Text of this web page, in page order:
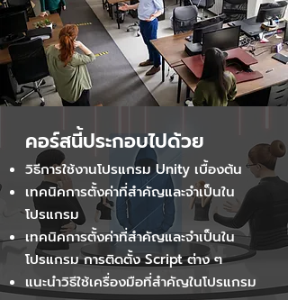
คอร์สนี้ประกอบไปด้วย
วิธีการใช้งานโปรแกรม Unity เบื้องต้น
เทคนิคการตั้งค่าที่สำคัญและจำเป็นใน
โปรแกรม
เทคนิคการตั้งค่าที่สำคัญและจำเป็นใน
โปรแกรม การติดตั้ง Script ต่าง ๆ
แนะนำวิธีใช้เครื่องมือที่สำคัญในโปรแกรม